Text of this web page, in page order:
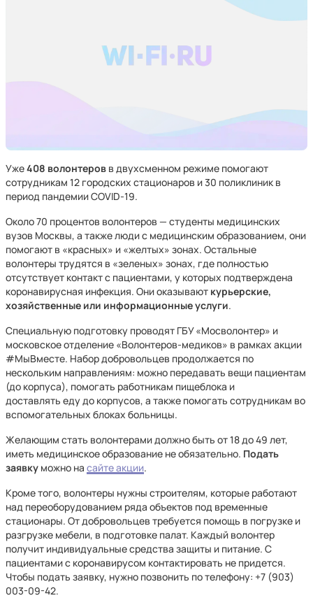
Уже408 волонтеров в двухсменном режиме помогают
сотрудникам 12 городских стационаров и 30 поликлиник в
период пандемии COVID-19.
Около 70 процентов волонтеров — студенты медицинских
вузов Москвы, а также люди с медицинским образованием, они
помогают в «красных» и «желтых» зонах. Остальные
волонтеры трудятся в «зеленых» зонах, где полностью
отсутствует контакт с пациентами, у которых подтверждена
коронавирусная инфекция. Они оказывают курьерские,
хозяйственные или информационные услуги.
Специальную подготовку проводят ГБУ «Мосволонтер» и
московское отделение «Волонтеров-медиков» в рамках акции
#МыВместе. Набор добровольцев продолжается по
нескольким направлениям: можно передавать вещи пациентам
(до корпуса), помогать работникам пищеблока и
доставлять еду до корпусов, а также помогать сотрудникам во
вспомогательных блоках больницы.
Желающим стать волонтерами должно быть от 18 до 49 лет,
иметь медицинское образование не обязательно. Подать
заявку можно на сайте акции.
Кроме того, волонтеры нужны строителям, которые работают
над переоборудованием ряда объектов под временные
стационары. От добровольцев требуется помощь в погрузке и
разгрузке мебели, в подготовке палат. Каждый волонтер
получит индивидуальные средства защиты и питание. С
пациентами с коронавирусом контактировать не придется.
Чтобы подать заявку, нужно позвонить по телефону: +7 (903)
003-09-42.